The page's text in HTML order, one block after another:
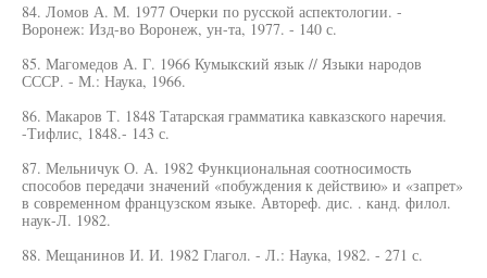
84. Ломов А. М. 1977 Очерки по русской аспектологии. -
Воронеж: Изд-во Воронеж, ун-та, 1977. - 140 с.
85. Магомедов А. Г. 1966 Кумыкский язык // Языки народов
СССР. - М.: Наука, 1966.
86. Макаров Т. 1848 Татарская грамматика кавказского наречия.
-Тифлис, 1848.- 143 с.
87. Мельничук О. А. 1982 Функциональная соотносимость
способов передачи значений «побуждения к действию» и «запрет»
в современном французском языке. Автореф. дис. . канд. филол.
наук-Л. 1982.
88. Мещанинов И. И. 1982 Глагол. - Л.: Наука, 1982. - 271 с.